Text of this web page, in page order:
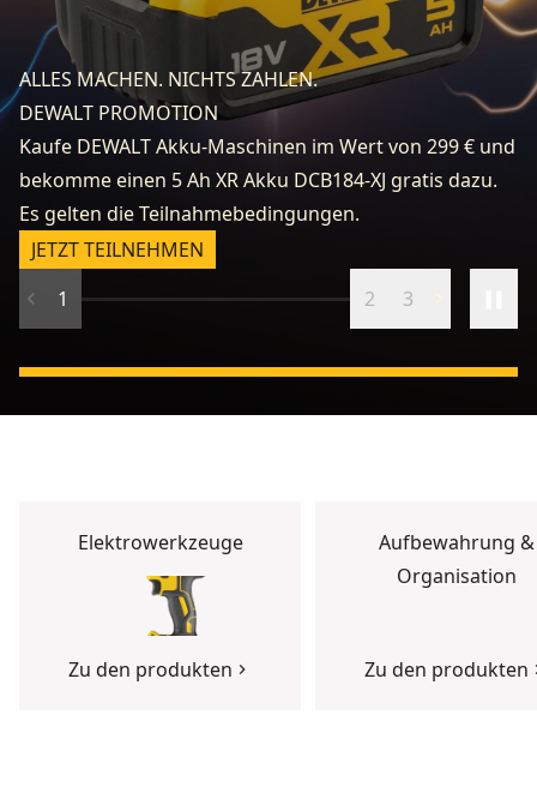
ALLES MACHEN. NICHTS ZAHLEN.
DEWALT PROMOTION
Kaufe DEWALT Akku-Maschinen im Wert von 299 € und
bekomme einen 5 Ah XR Akku DCB184-XJ gratis dazu.
Es gelten die Teilnahmebedingungen.
JETZT TEILNEHMEN
1
2 3
Elektrowerkzeuge
Zu den produkten
Aufbewahrung &
Organisation
Zu den produkten